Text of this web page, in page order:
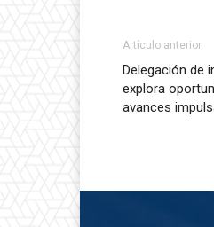
Artículo anterior
Delegación de
explora
avances